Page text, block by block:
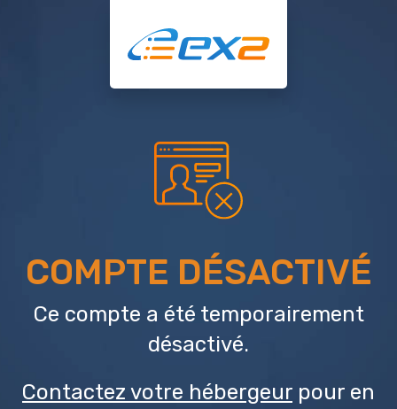
COMPTE DÉSACTIVÉ
Ce compte a été temporairement
désactivé.
Contactez votre hébergeur pour en